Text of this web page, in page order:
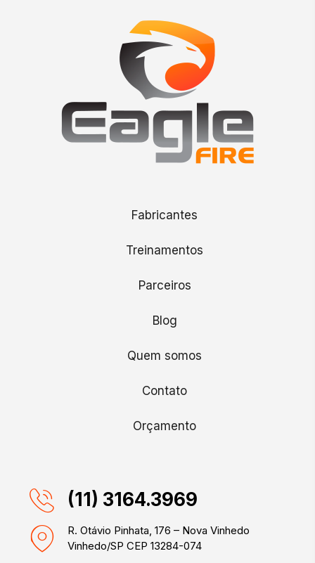
Fabricantes
Treinamentos
Parceiros
Blog
Quem somos
Contato
Orçamento
(11) 3164.3969
R. Otávio Pinhata, 176 – Nova Vinhedo
Vinhedo/SP CEP 13284-074